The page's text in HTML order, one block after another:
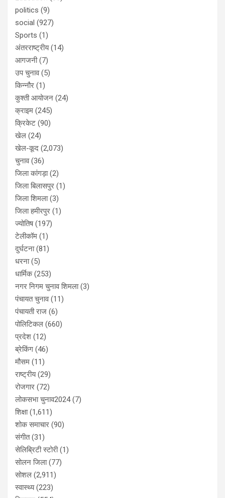
politics (9)
social (927)
Sports (1)
अंतरराष्ट्रीय(14)
आगजनी(7)
उप चुनाव(5)
किन्नौर (1)
कुश्ती आयोजन (24)
क्राइम (245)
क्रिकेट (90)
खेल (24)
खेल-कूद (2,073)
चुनाव(36)
जिला कांगड़ा(2)
जिला बिलासपुर (1)
जिला शिमला(3)
जिला हमीरपुर (1)
ज्योतिष(197)
टेलीकॉम (1)
दुर्घटना(81)
धरना(5)
धार्मिक(253)
नगर निगम चुनाव शिमला(3)
पंचायत चुनाव(11)
पंचायती राज (6)
पोलिटिकल (660)
प्रदेश (12)
ब्रेकिंग (46)
मौसम (11)
राष्ट्रीय(29)
रोजगार (72)
लोकसभा चुनाव2024(7)
शिक्षा(1,611)
शोक समाचार (90)
संगीत(31)
सेलिब्रिटी स्टोरी(1)
सोलन जिला(77)
सोशल (2,911)
स्वास्थ्य(223)